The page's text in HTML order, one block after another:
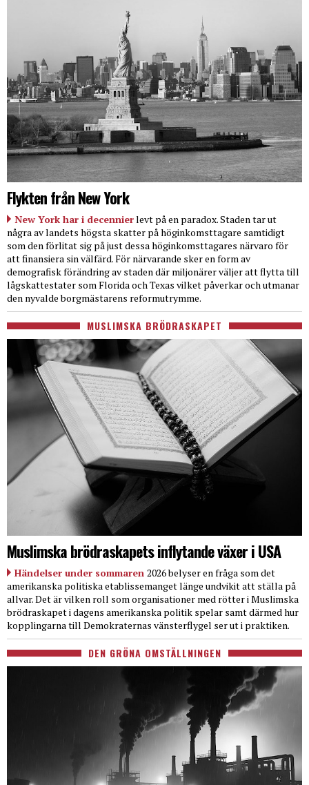
Flykten från New York
New York har i decennierlevt på en paradox. Staden tar ut
några av landets högsta skatter på höginkomsttagare samtidigt
som den förlitat sig på just dessa höginkomsttagares närvaro för
att finansiera sin välfärd. För närvarande sker en form av
demografisk förändring av staden där miljonärer väljer att flytta till
lågskattestater som Florida och Texas vilket påverkar och utmanar
den nyvalde borgmästarens reformutrymme.
MUSLIMSKA BRÖDRASKAPET
Muslimska brödraskapets inflytande växer i USA
Händelser under sommaren 2026 belyser en fråga som det
amerikanska politiska etablissemanget länge undvikit att ställa på
allvar. Det är vilken roll som organisationer med rötter i Muslimska
brödraskapet i dagens amerikanska politik spelar samt därmed hur
kopplingarna till Demokraternas vänsterflygel ser ut i praktiken.
DEN GRÖNA OMSTÄLLNINGEN